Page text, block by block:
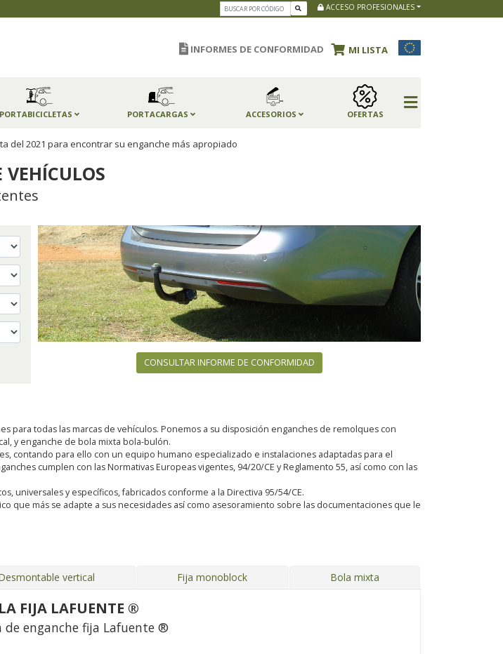
ACCESO PROFESIONALES
INFORMES DE CONFORMIDAD MI LISTA
PORTABICICLETAS PORTACARGAS ACCESORIOS OFERTAS
del 2021 para encontrar su enganche más apropiado
VEHÍCULOS
CONSULTAR INFORME DE CONFORMIDAD
todas las marcas de vehículos. Ponemos a su disposición enganches de remolques con
y enganche de bola mixta bola-bulón.
contando para ello con un equipo humano especializado e instalaciones adaptadas para el
cumplen con las Normativas Europeas vigentes, 94/20/CE y Reglamento 55, así como con las
universales y específicos, fabricados conforme a la Directiva 95/54/CE.
que más se adapte a sus necesidades así como asesoramiento sobre las documentaciones que le
vertical Fija monoblock Bola mixta
FIJA LAFUENTE ®
de enganche fija Lafuente ®